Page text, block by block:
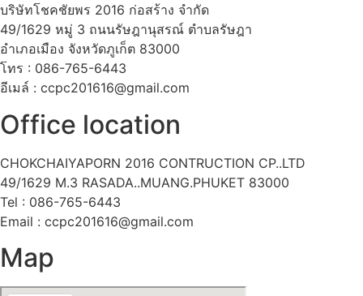
บริษัทโชคชัยพร 2016 ก่อสร้าง จำกัด
49/1629 หมู่ 3 ถนนรัษฎานุสรณ์ ตำบลรัษฎา
อำเภอเมือง จังหวัดภูเก็ต 83000
โทร : 086-765-6443
อีเมล์ : ccpc201616@gmail.com
Office location
CHOKCHAIYAPORN 2016 CONTRUCTION CP..LTD
49/1629 M.3 RASADA..MUANG.PHUKET 83000
Tel : 086-765-6443
Email : ccpc201616@gmail.com
Map